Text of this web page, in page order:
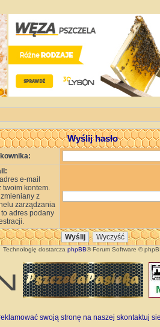
Wyślij hasło
e-mail
twoim kontem.
z
zarządzania
to adres podany
Technologię dostarcza phpBB® Forum Software ©
swoją stronę na naszej skontaktuj